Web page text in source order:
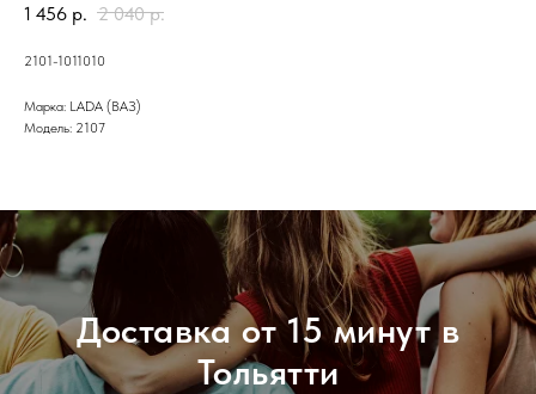
1 456 р. 2 040 р.
2101-1011010
Марка: LADA (ВАЗ)
Модель: 2107
Доставка от 15 минут в
Тольятти